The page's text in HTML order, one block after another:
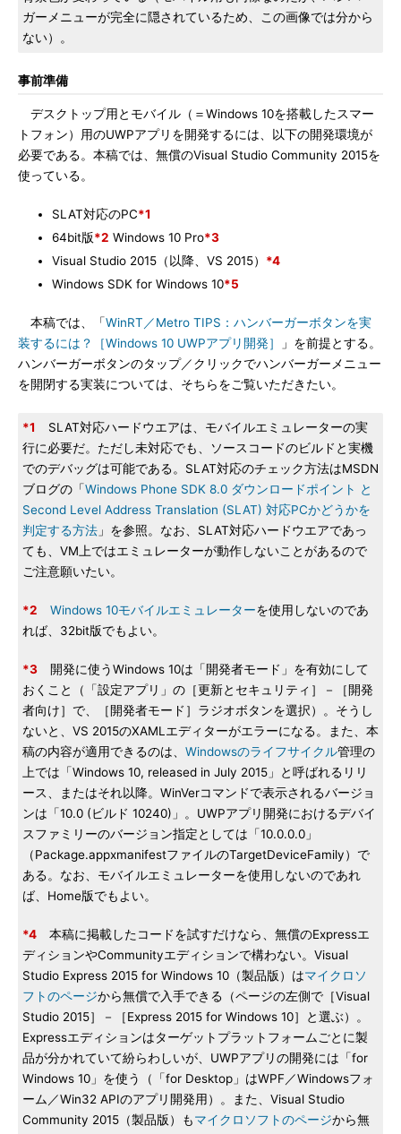
ガーメニューが完全に隠されているため、この画像では分から
ない）。
事前準備
デスクトップ用とモバイル（＝Windows 10を搭載したスマー
トフォン）用のUWPアプリを開発するには、以下の開発環境が
必要である。本稿では、無償のVisual Studio Community 2015を
使っている。
SLAT対応のPC*1
64bit版*2 Windows 10 Pro*3
Visual Studio 2015（以降、VS 2015） *4
Windows SDK for Windows 10*5
本稿では、「WinRT／Metro TIPS：ハンバーガーボタンを実
装するには？［Windows 10 UWPアプリ開発］
」を前提とする。
ハンバーガーボタンのタップ／クリックでハンバーガーメニュー
を開閉する実装については、そちらをご覧いただきたい。
*1
SLAT対応ハードウエアは、モバイルエミュレーターの実
行に必要だ。ただし未対応でも、ソースコードのビルドと実機
でのデバッグは可能である。SLAT対応のチェック方法はMSDN
ブログの「Windows Phone SDK 8.0 ダウンロードポイント と
Second Level Address Translation (SLAT) 対応PCかどうかを
判定する方法 」を参照。なお、SLAT対応ハードウエアであっ
ても、VM上ではエミュレーターが動作しないことがあるので
ご注意願いたい。
*2 Windows 10モバイルエミュレーターを使用しないのであ
れば、32bit版でもよい。
*3 開発に使うWindows 10は「開発者モード」を有効にして
おくこと（「設定アプリ」の［更新とセキュリティ］－［開発
者向け］で、［開発者モード］ラジオボタンを選択）。そうし
ないと、VS 2015のXAMLエディターがエラーになる。また、本
稿の内容が適用できるのは、 Windowsのライフサイクル管理の
上では「Windows 10, released in July 2015」と呼ばれるリリ
ース、またはそれ以降。WinVerコマンドで表示されるバージョ
ンは「10.0 (ビルド 10240)」。UWPアプリ開発におけるデバイ
スファミリーのバージョン指定としては「10.0.0.0」
（Package.appxmanifestファイルのTargetDeviceFamily）で
ある。なお、モバイルエミュレーターを使用しないのであれ
ば、Home版でもよい。
*4 本稿に掲載したコードを試すだけなら、無償のExpressエ
ディションやCommunityエディションで構わない。Visual
Studio Express 2015 for Windows 10（製品版）はマイクロソ
フトのページから無償で入手できる（ページの左側で［Visual
Studio 2015］－［Express 2015 for Windows 10］と選ぶ）。
Expressエディションはターゲットプラットフォームごとに製
品が分かれていて紛らわしいが、UWPアプリの開発には「for
Windows 10」を使う（「for Desktop」はWPF／Windowsフォ
ーム／Win32 APIのアプリ開発用）。また、Visual Studio
Community 2015（製品版）もマイクロソフトのページから無